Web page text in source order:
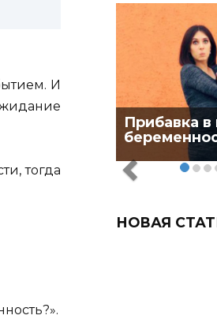
И
тогда
Прибавка в
НОВАЯ